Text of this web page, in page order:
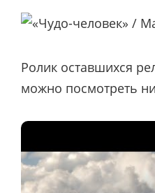
Ролик оставшихся
можно посмотреть